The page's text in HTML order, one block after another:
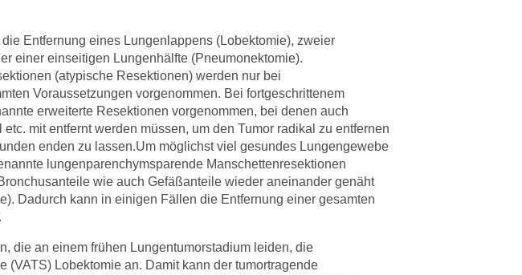
Entfernung eines Lungenlappens (Lobektomie), zweier
einer einseitigen Lungenhälfte (Pneumonektomie).
(atypische Resektionen) werden nur bei
Voraussetzungen vorgenommen. Bei fortgeschrittenem
erweiterte Resektionen vorgenommen, bei denen auch
mit entfernt werden müssen, um den Tumor radikal zu entfernen
enden zu lassen.Um möglichst viel gesundes Lungengewebe
lungenparenchymsparende Manschettenresektionen
wie auch Gefäßanteile wieder aneinander genäht
Dadurch kann in einigen Fällen die Entfernung einer gesamten
die an einem frühen Lungentumorstadium leiden, die
(VATS) Lobektomie an. Damit kann der tumortragende